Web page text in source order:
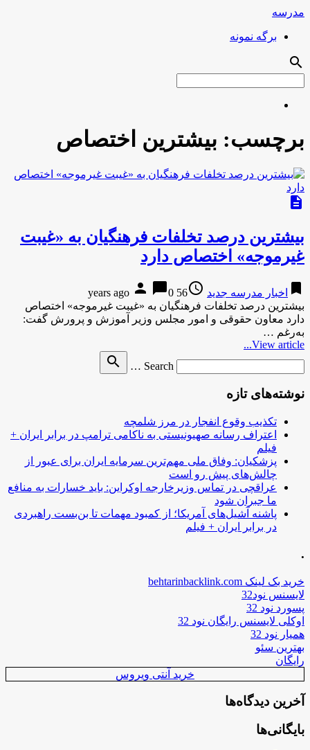
مدرسه
برگه نمونه
search
برچسب: بیشترین اختصاص
description
بیشترین درصد تخلفات فرهنگیان به «غیبت
غیرموجه» اختصاص دارد
bookmark اخبار مدرسه جدید access_time
56 years ago
person chat_bubble0
بیشترین درصد تخلفات فرهنگیان به «غیبت غیرموجه» اختصاص
دارد معاون حقوقی و امور مجلس وزیر آموزش و پرورش گفت:
به‌رغم …
View article...
Search …
search
نوشته‌های تازه
تکذیب وقوع انفجار در مرز شلمچه
اعتراف رسانه صهیونیستی به ناکامی ترامپ در برابر ایران +
فیلم
پزشکیان: وفاق ملی مهم‌ترین سرمایه ایران برای عبور از
چالش‌های پیش رو است
عراقچی در تماس وزیرخارجه اوکراین: باید خسارات به منافع
ما جبران شود
پاشنه آشیل‌های آمریکا؛ از کمبود مهمات تا بن‌بست راهبردی
در برابر ایران + فیلم
.
خرید بک لینک behtarinbacklink.com
لایسنس نود32
پسورد نود 32
اوکلی لایسنس رایگان نود 32
همیار نود 32
بهترین سئو
رایگان
خرید آنتی ویروس
آخرین دیدگاه‌ها
بایگانی‌ها